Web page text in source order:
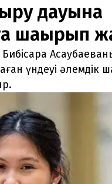
дауына
шақырып
үндеуі әлемдік